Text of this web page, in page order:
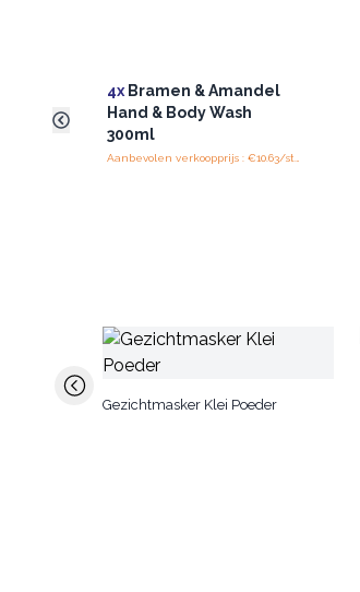
4x Bramen & Amandel
Hand & Body Wash
300ml
Gezichtmasker Klei Poeder